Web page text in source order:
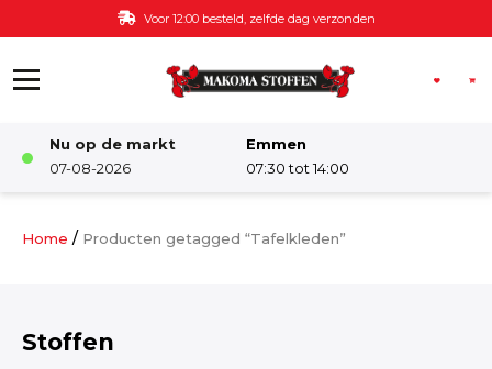
Ga naar de inhoud Voor 12:00 besteld, zelfde dag verzonden
Nu op de markt
07-08-2026
Emmen
07:30 tot 14:00
Damesstoffen
Home / Producten getagged “Tafelkleden”
Stoffen